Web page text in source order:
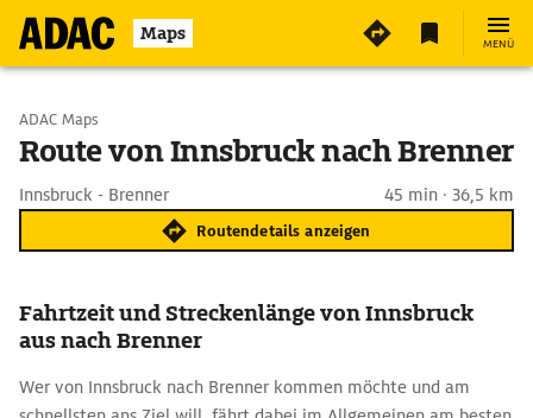
Maps MENÜ
Start wählen
ADAC Maps
Route von Innsbruck nach Brenner
Innsbruck - Brenner 45 min · 36,5 km
Routendetails anzeigen
Fahrtzeit und Streckenlänge von Innsbruck
aus nach Brenner
Wer von Innsbruck nach Brenner kommen möchte und am